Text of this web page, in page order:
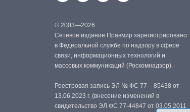
© 2003—2026.
Сетевое издание Правмир зарегистрировано
в Федеральной службе по надзору в сфере
связи, информационных технологий и
массовых коммуникаций (Роскомнадзор).
Реестровая запись ЭЛ № ФС 77 – 85438 от
13.06.2023 г. (внесение изменений в
свидетельство ЭЛ ФС 77-44847 от 03.05.2011